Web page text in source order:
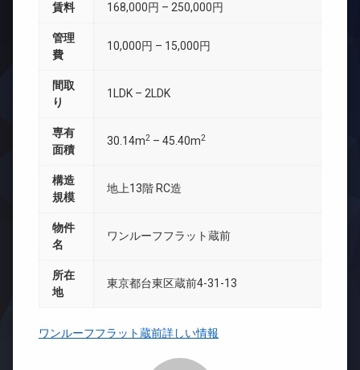
賃料 168,000円 – 250,000円
管理
費
10,000円 – 15,000円
間取
り
1LDK – 2LDK
専有
面積
30.14m2 – 45.40m2
構造
規模
地上13階 RC造
物件
名
ワンルーフフラット蔵前
所在
地
東京都台東区蔵前4-31-13
ワンルーフフラット蔵前詳しい情報